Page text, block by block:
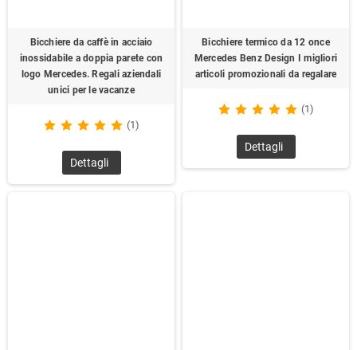
Bicchiere da caffè in acciaio
inossidabile a doppia parete con
logo Mercedes. Regali aziendali
unici per le vacanze
(1)
Dettagli
Bicchiere termico da 12 once
Mercedes Benz Design I migliori
articoli promozionali da regalare
(1)
Dettagli